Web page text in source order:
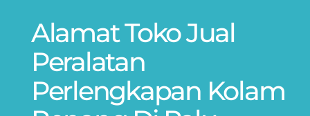
Alamat Toko Jual
Peralatan
Perlengkapan Kolam